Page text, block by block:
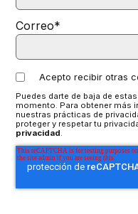
Correo*
Acepto recibir otras
Puedes darte de baja de
momento. Para obtener más
nuestras prácticas de
proteger y respetar tu
privacidad.